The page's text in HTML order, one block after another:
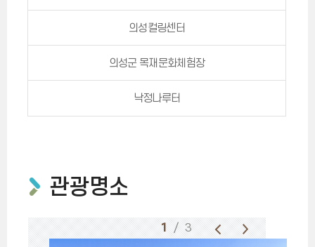
의성컬링센터
의성군 목재문화체험장
낙정나루터
관광명소
1 / 3